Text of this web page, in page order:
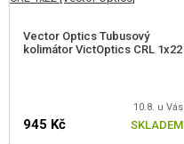
Vector Optics Tubusový
kolimátor VictOptics CRL 1x22
10.8. u Vás
945 Kč SKLADEM